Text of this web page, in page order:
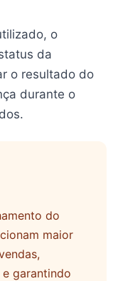
o
da
o resultado do
durante o
do
maior
garantindo